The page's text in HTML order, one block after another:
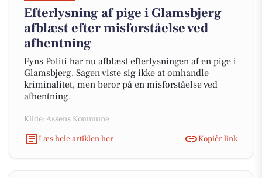
Efterlysning af pige i Glamsbjerg
afblæst efter misforståelse ved
afhentning
Fyns Politi har nu afblæst efterlysningen af en pige i
Glamsbjerg. Sagen viste sig ikke at omhandle
kriminalitet, men beror på en misforståelse ved
afhentning.
Kilde: Assens Kommune
Læs hele artiklen her
Kopiér link